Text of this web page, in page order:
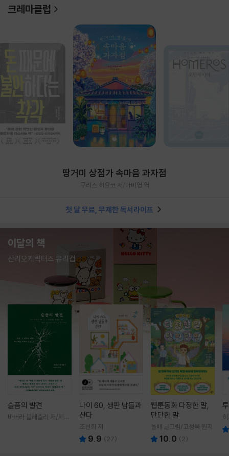
크레마클럽
땅거미 상점가 속마음 과자점
구리스 히요코 저/마미영 역
첫 달 무료, 무제한 독서라이프
이달의 책
산리오캐릭터즈 유리컵
슬픔의 발견
바버라 블래츨리 저/제효
나이 60, 생판 남들과
산다
조선희 저
9.9 ( 27)
웹툰동화 다정한 말,
단단한 말
돌배 글그림/고정욱 원저
10.0 ( 2)